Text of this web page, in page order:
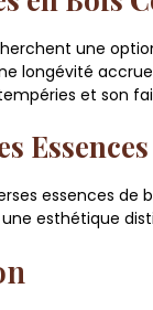
une
longévité
et son
essences
esthétique